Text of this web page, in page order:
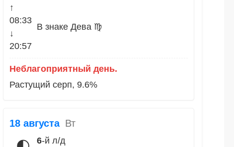
↑
08:33
↓
20:57
В знаке Дева ♍
Неблагоприятный день.
Растущий серп, 9.6%
18 августа Вт
6-й л/д